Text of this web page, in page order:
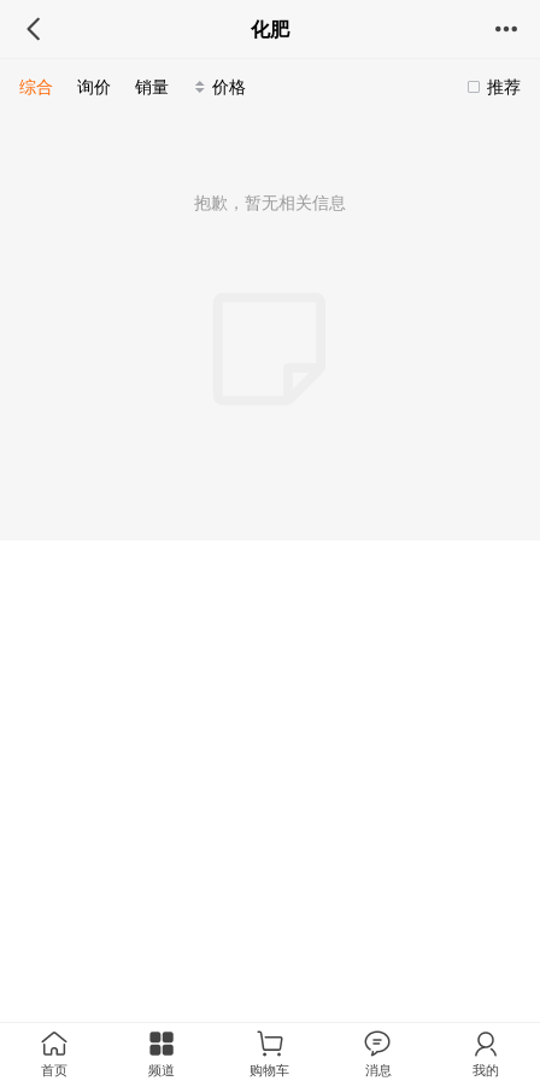
化肥
推荐
综合 询价 销量 价格
抱歉，暂无相关信息
首页 频道 购物车 消息 我的